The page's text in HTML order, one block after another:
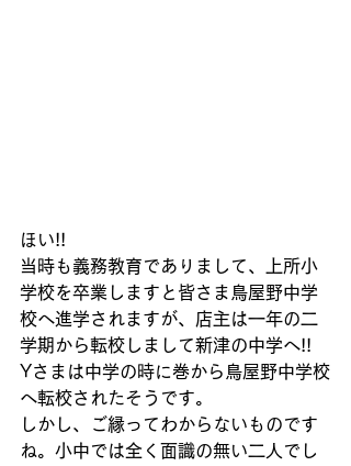
ほい!!
当時も義務教育でありまして、上所小
学校を卒業しますと皆さま鳥屋野中学
校へ進学されますが、店主は一年の二
学期から転校しまして新津の中学へ!!
Yさまは中学の時に巻から鳥屋野中学校
へ転校されたそうです。
しかし、ご縁ってわからないものです
ね。小中では全く面識の無い二人でし